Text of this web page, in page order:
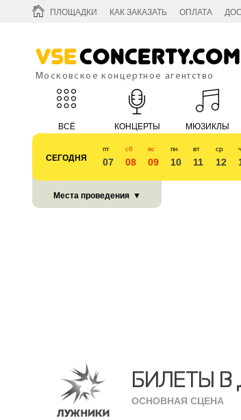
ПЛОЩАДКИ КАК ЗАКАЗАТЬ ОПЛАТА
VseConcerty.com
Московское концертное агентство
ВСЁ КОНЦЕРТЫ МЮЗИКЛЫ
СЕГОДНЯ
пт
07
сб
08
вс
09
пн
10
вт
11
ср
12
Места проведения ▼
БИЛЕТЫ
ОСНОВНАЯ СЦЕНА